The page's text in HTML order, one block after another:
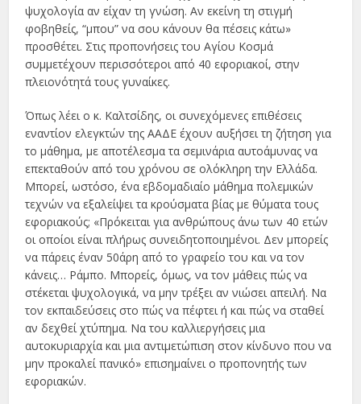
ψυχολογία αν είχαν τη γνώση. Αν εκείνη τη στιγμή
φοβηθείς, “μπου” να σου κάνουν θα πέσεις κάτω»
προσθέτει. Στις προπονήσεις του Αγίου Κοσμά
συμμετέχουν περισσότεροι από 40 εφοριακοί, στην
πλειονότητά τους γυναίκες.
Όπως λέει ο κ. Καλτσίδης, οι συνεχόμενες επιθέσεις
εναντίον ελεγκτών της ΑΑΔΕ έχουν αυξήσει τη ζήτηση για
το μάθημα, με αποτέλεσμα τα σεμινάρια αυτοάμυνας να
επεκταθούν από του χρόνου σε ολόκληρη την Ελλάδα.
Μπορεί, ωστόσο, ένα εβδομαδιαίο μάθημα πολεμικών
τεχνών να εξαλείψει τα κρούσματα βίας με θύματα τους
εφοριακούς; «Πρόκειται για ανθρώπους άνω των 40 ετών
οι οποίοι είναι πλήρως συνειδητοποιημένοι. Δεν μπορείς
να πάρεις έναν 50άρη από το γραφείο του και να τον
κάνεις… Ράμπο. Μπορείς, όμως, να τον μάθεις πώς να
στέκεται ψυχολογικά, να μην τρέξει αν νιώσει απειλή. Να
τον εκπαιδεύσεις στο πώς να πέφτει ή και πώς να σταθεί
αν δεχθεί χτύπημα. Να του καλλιεργήσεις μια
αυτοκυριαρχία και μια αντιμετώπιση στον κίνδυνο που να
μην προκαλεί πανικό» επισημαίνει ο προπονητής των
εφοριακών.